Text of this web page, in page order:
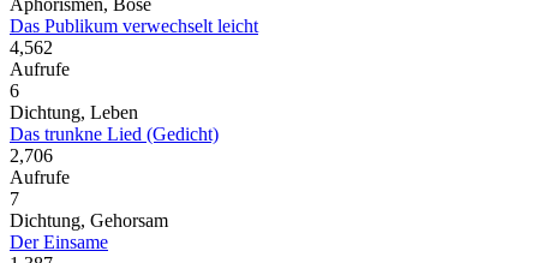
Aphorismen, Böse
Das Publikum verwechselt leicht
4,562
Aufrufe
6
Dichtung, Leben
Das trunkne Lied (Gedicht)
2,706
Aufrufe
7
Dichtung, Gehorsam
Der Einsame